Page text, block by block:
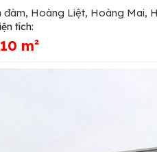
đàm, Hoàng Liệt, Hoàng Mai,
tích:
m²